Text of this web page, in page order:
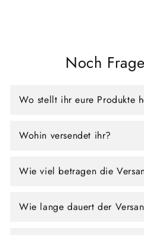
Noch
Wo stellt ihr eure Produkte
Wohin versendet ihr?
Wie viel betragen die
Wie lange dauert der